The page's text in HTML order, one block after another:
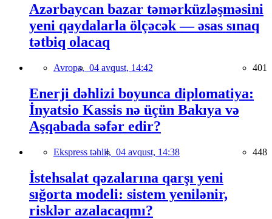
Azərbaycan bazar təmərküzləşməsini
yeni qaydalarla ölçəcək — əsas sınaq
tətbiq olacaq
Avropa, 04 avqust, 14:42 401
Enerji dəhlizi boyunca diplomatiya:
İnyatsio Kassis nə üçün Bakıya və
Aşqabada səfər edir?
Ekspress təhlil, 04 avqust, 14:38 448
İstehsalat qəzalarına qarşı yeni
sığorta modeli: sistem yenilənir,
risklər azalacaqmı?